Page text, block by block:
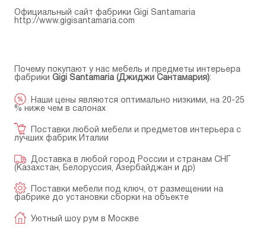
Официальный сайт фабрики Gigi Santamaria
http://www.gigisantamaria.com
Почему покупают у нас мебель и предметы интерьера
фабрики Gigi Santamaria (Джиджи Сантамария):
Наши цены являются оптимально низкими, на 20-25
% ниже чем в салонах
Поставки любой мебели и предметов интерьера с
лучших фабрик Италии
Доставка в любой город России и странам СНГ
(Казахстан, Белоруссия, Азербайджан и др)
Поставки мебели под ключ, от размещении на
фабрике до установки сборки на объекте
Уютный шоу рум в Москве